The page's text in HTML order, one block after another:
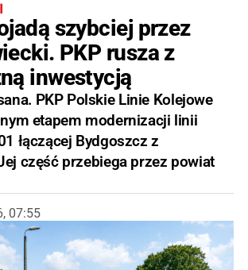
szybciej przez
PKP rusza z
inwestycją
PKP Polskie Linie Kolejowe
etapem modernizacji linii
łączącej Bydgoszcz z
część przebiega przez powiat
07:55